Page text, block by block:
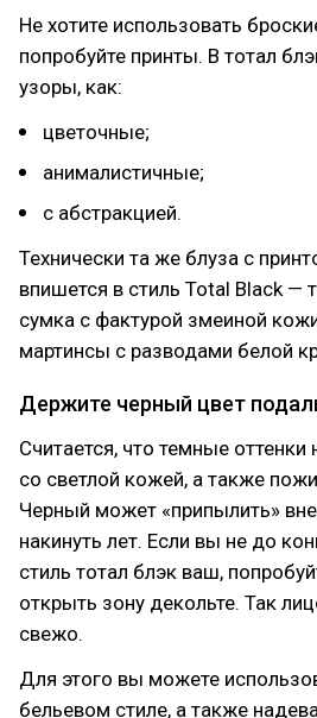
Не хотите использовать
попробуйте принты. В тотал
узоры, как:
цветочные;
анималистичные;
с абстракцией.
Технически та же блуза с
впишется в стиль Total Black —
сумка с фактурой змеиной
мартинсы с разводами белой
Держите черный цвет
Считается, что темные
со светлой кожей, а также
Черный может «припылить»
накинуть лет. Если вы не до
стиль тотал блэк ваш,
открыть зону декольте. Так
свежо.
Для этого вы можете
бельевом стиле, а также